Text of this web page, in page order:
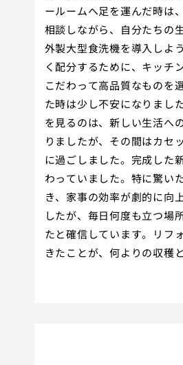
ールームへ足を運んだ時は
相談しながら、自分たちの
外製大型食洗機を導入しよ
く配分するために、キッチ
こだわって高品質なものを
た時は少し不安になりまし
を見るのは、新しい生活へ
りましたが、その間はカセ
に過ごしました。完成した
わっていました。特に驚い
き、家事の効率が劇的に向
したが、毎日何度も立つ場
たと確信しています。リフ
きたことが、何よりの収穫